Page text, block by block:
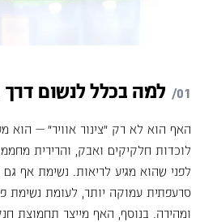
למה בכלללנשום דרך
האף הוא לא רק "צינור אוויר" — הוא
לוכדות חלקיקים ואבק, והרירית
לפני שהוא מגיע לריאות. נשימת אף
סרעפתית עמוקה יותר, לעומת נשימת